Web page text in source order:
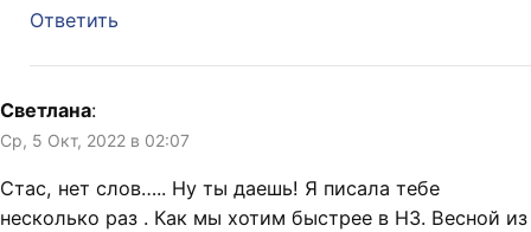
Ответить
Светлана:
Ср, 5 Окт, 2022 в 02:07
Стас, нет слов….. Ну ты даешь! Я писала тебе
несколько раз . Как мы хотим быстрее в НЗ. Весной из